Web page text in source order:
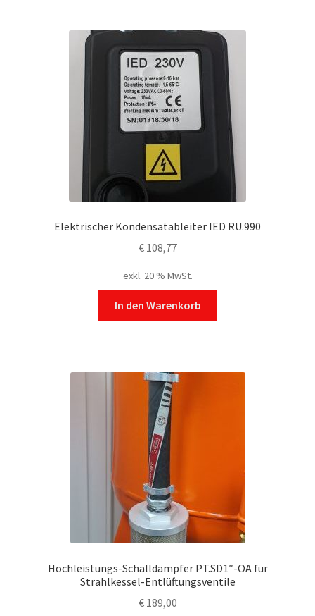
Elektrischer Kondensatableiter IED RU.990
€108,77
exkl. 20 % MwSt.
In den Warenkorb
Hochleistungs-Schalldämpfer PT.SD1″-OA für
Strahlkessel-Entlüftungsventile
€189,00